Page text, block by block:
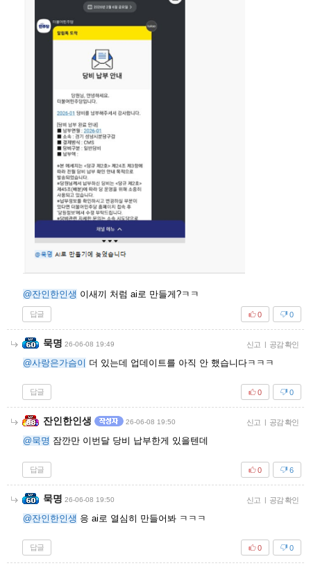
@잔인한인생 이새끼 처럼 ai로 만들게?ㅋㅋ
답글 0
0
묵명 26-06-08 19:49 신고 | 공감 확인
@사랑은가슴이 더 있는데 업데이트를 아직 안 했습니다ㅋㅋㅋ
답글 0
0
잔인한인생 26-06-08 19:50 신고 | 공감 확인
@묵명 잠깐만 이번달 당비 납부한게 있을텐데
답글 6
0
묵명 26-06-08 19:50 신고 | 공감 확인
@잔인한인생 응 ai로 열심히 만들어봐 ㅋㅋㅋ
답글 0
0